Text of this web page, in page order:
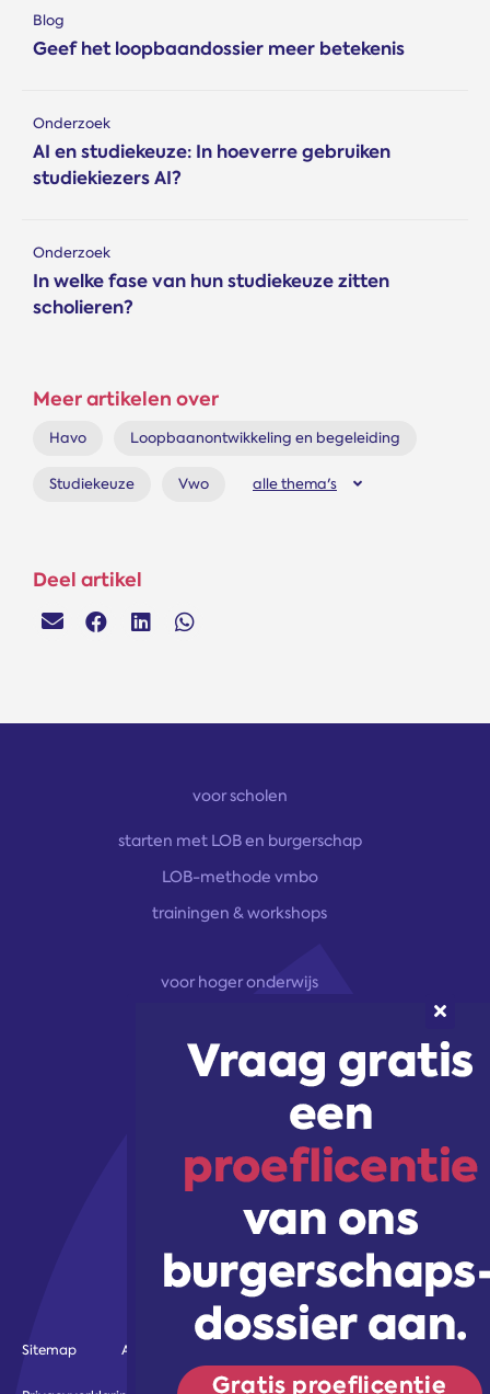
Blog
Geef het loopbaandossier meer betekenis
Onderzoek
AI en studiekeuze: In hoeverre gebruiken
studiekiezers AI?
Onderzoek
In welke fase van hun studiekeuze zitten
scholieren?
Meer artikelen over
Havo Loopbaanontwikkeling en begeleiding
Studiekeuze Vwo alle thema's
Deel artikel
voor scholen
starten met LOB en burgerschap
LOB-methode vmbo
trainingen & workshops
voor hoger onderwijs
marketingoplossingen
trainingen & workshops
Volg ons!
Sitemap Algemene voorwaarden